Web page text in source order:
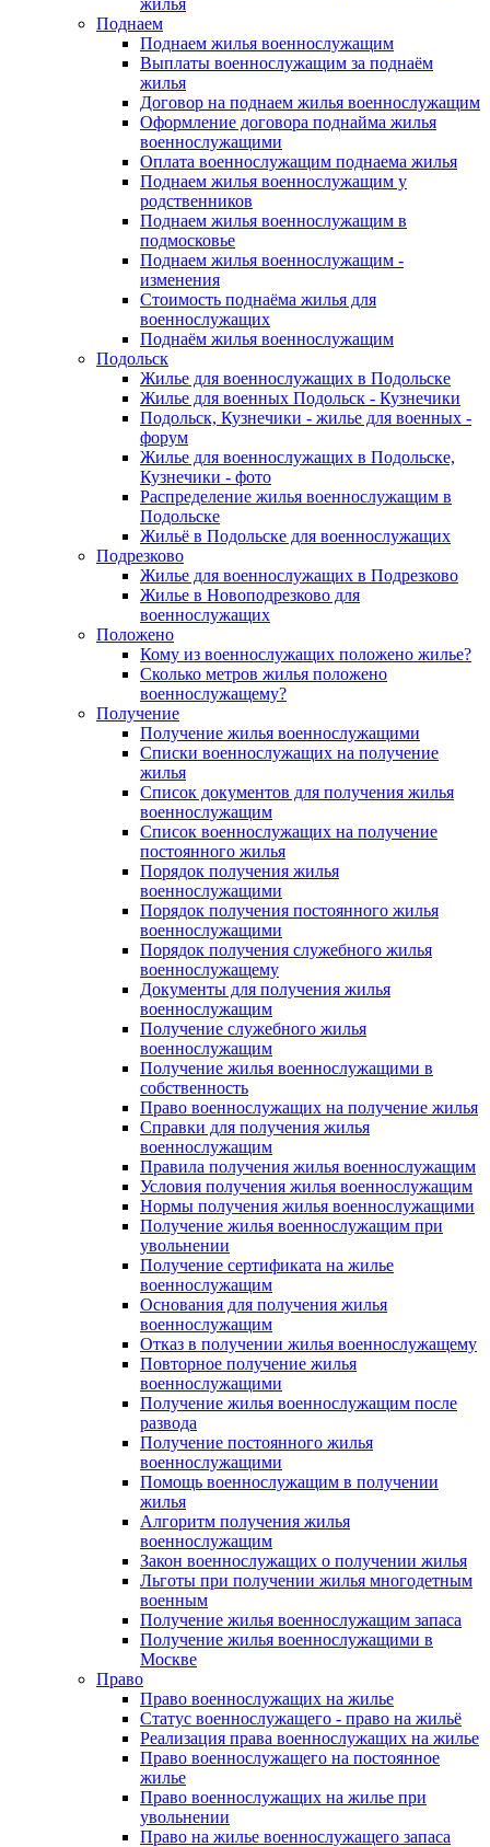
жилья
Поднаем
Поднаем жилья военнослужащим
Выплаты военнослужащим за поднаём
жилья
Договор на поднаем жилья военнослужащим
Оформление договора поднайма жилья
военнослужащими
Оплата военнослужащим поднаема жилья
Поднаем жилья военнослужащим у
родственников
Поднаем жилья военнослужащим в
подмосковье
Поднаем жилья военнослужащим -
изменения
Стоимость поднаёма жилья для
военнослужащих
Поднаём жилья военнослужащим
Подольск
Жилье для военнослужащих в Подольске
Жилье для военных Подольск - Кузнечики
Подольск, Кузнечики - жилье для военных -
форум
Жилье для военнослужащих в Подольске,
Кузнечики - фото
Распределение жилья военнослужащим в
Подольске
Жильё в Подольске для военнослужащих
Подрезково
Жилье для военнослужащих в Подрезково
Жилье в Новоподрезково для
военнослужащих
Положено
Кому из военнослужащих положено жилье?
Сколько метров жилья положено
военнослужащему?
Получение
Получение жилья военнослужащими
Списки военнослужащих на получение
жилья
Список документов для получения жилья
военнослужащим
Список военнослужащих на получение
постоянного жилья
Порядок получения жилья
военнослужащими
Порядок получения постоянного жилья
военнослужащими
Порядок получения служебного жилья
военнослужащему
Документы для получения жилья
военнослужащим
Получение служебного жилья
военнослужащим
Получение жилья военнослужащими в
собственность
Право военнослужащих на получение жилья
Справки для получения жилья
военнослужащим
Правила получения жилья военнослужащим
Условия получения жилья военнослужащим
Нормы получения жилья военнослужащими
Получение жилья военнослужащим при
увольнении
Получение сертификата на жилье
военнослужащим
Основания для получения жилья
военнослужащим
Отказ в получении жилья военнослужащему
Повторное получение жилья
военнослужащими
Получение жилья военнослужащим после
развода
Получение постоянного жилья
военнослужащими
Помощь военнослужащим в получении
жилья
Алгоритм получения жилья
военнослужащим
Закон военнослужащих о получении жилья
Льготы при получении жилья многодетным
военным
Получение жилья военнослужащим запаса
Получение жилья военнослужащими в
Москве
Право
Право военнослужащих на жилье
Статус военнослужащего - право на жильё
Реализация права военнослужащих на жилье
Право военнослужащего на постоянное
жилье
Право военнослужащих на жилье при
увольнении
Право на жилье военнослужащего запаса